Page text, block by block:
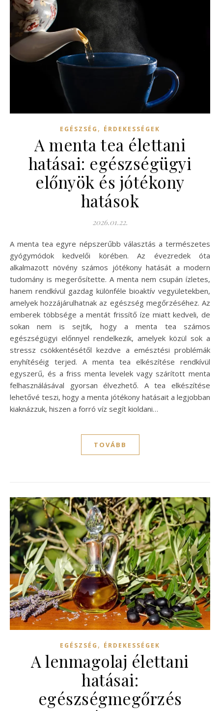
EGÉSZSÉG , ÉRDEKESSÉGEK
A menta tea élettani
hatásai: egészségügyi
előnyök és jótékony
hatások
2026.01.22.
A menta tea egyre népszerűbb választás a természetes
gyógymódok kedvelői körében. Az évezredek óta
alkalmazott növény számos jótékony hatását a modern
tudomány is megerősítette. A menta nem csupán ízletes,
hanem rendkívül gazdag különféle bioaktív vegyületekben,
amelyek hozzájárulhatnak az egészség megőrzéséhez. Az
emberek többsége a mentát frissítő íze miatt kedveli, de
sokan nem is sejtik, hogy a menta tea számos
egészségügyi előnnyel rendelkezik, amelyek közül sok a
stressz csökkentésétől kezdve a emésztési problémák
enyhítéséig terjed. A menta tea elkészítése rendkívül
egyszerű, és a friss menta levelek vagy szárított menta
felhasználásával gyorsan élvezhető. A tea elkészítése
lehetővé teszi, hogy a menta jótékony hatásait a legjobban
kiaknázzuk, hiszen a forró víz segít kioldani…
TOVÁBB
EGÉSZSÉG , ÉRDEKESSÉGEK
A lenmagolaj élettani
hatásai:
egészségmegőrzés